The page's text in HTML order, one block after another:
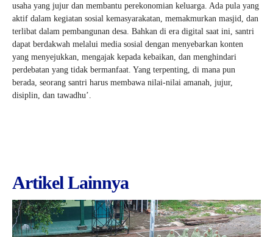
usaha yang jujur dan membantu perekonomian keluarga. Ada pula yang
aktif dalam kegiatan sosial kemasyarakatan, memakmurkan masjid, dan
terlibat dalam pembangunan desa. Bahkan di era digital saat ini, santri
dapat berdakwah melalui media sosial dengan menyebarkan konten
yang menyejukkan, mengajak kepada kebaikan, dan menghindari
perdebatan yang tidak bermanfaat. Yang terpenting, di mana pun
berada, seorang santri harus membawa nilai-nilai amanah, jujur,
disiplin, dan tawadhu’.
Artikel Lainnya